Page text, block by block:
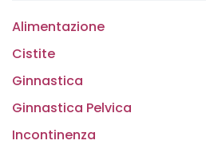
Alimentazione
Cistite
Ginnastica
Ginnastica Pelvica
Incontinenza